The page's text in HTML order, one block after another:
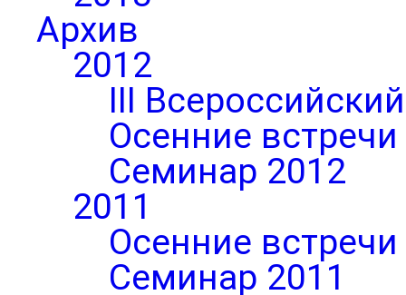
Архив
2012
III
Осенние
Семинар 2012
2011
Осенние
Семинар 2011